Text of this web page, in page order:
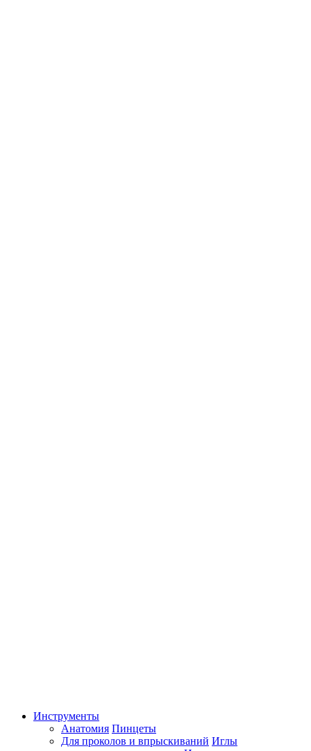
Инструменты
Анатомия Пинцеты
Для проколов и впрыскиваний Иглы